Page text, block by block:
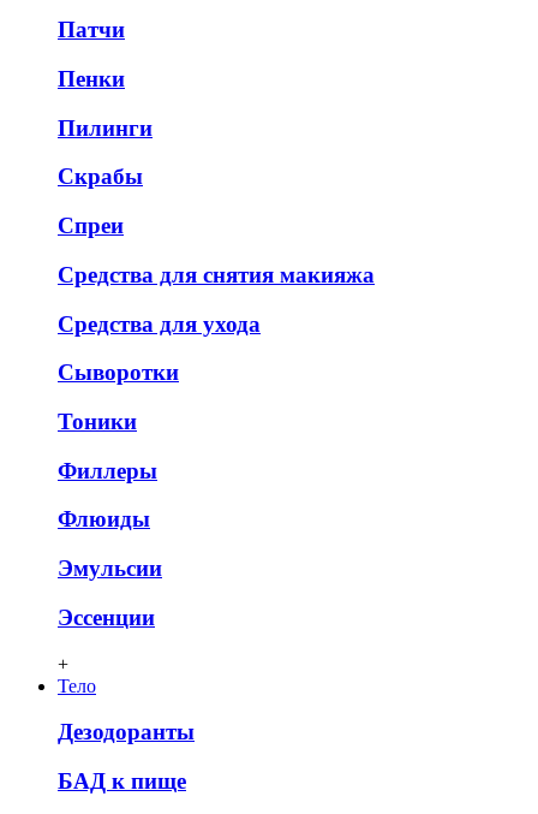
Патчи
Пенки
Пилинги
Скрабы
Спреи
Средства для снятия макияжа
Средства для ухода
Сыворотки
Тоники
Филлеры
Флюиды
Эмульсии
Эссенции
+
Тело
Дезодоранты
БАД к пище